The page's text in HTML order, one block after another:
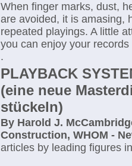
When finger marks, dust,
are avoided, it is amasing,
repeated playings. A little
you can enjoy your
.
PLAYBACK
(eine neue
stückeln)
By Harold J.
Construction, WHOM -
articles by leading figures